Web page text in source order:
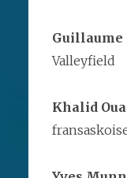
Guillaume
Valleyfield
Khalid